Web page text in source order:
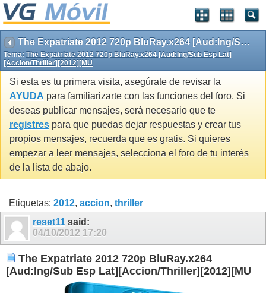
The Expatriate 2012 720p BluRay.x264 [Aud:Ing/Sub Esp Lat][Accion/Thriller][2012][MU
Tema: The Expatriate 2012 720p BluRay.x264 [Aud:Ing/Sub Esp Lat]
[Accion/Thriller][2012][MU
Si esta es tu primera visita, asegúrate de revisar la
AYUDA para familiarizarte con las funciones del foro. Si
deseas publicar mensajes, será necesario que te
registres para que puedas dejar respuestas y crear tus
propios mensajes, recuerda que es gratis. Si quieres
empezar a leer mensajes, selecciona el foro de tu interés
de la lista de abajo.
Etiquetas: 2012, accion, thriller
reset11 said:
04/10/2012 17:20
The Expatriate 2012 720p BluRay.x264
[Aud:Ing/Sub Esp Lat][Accion/Thriller][2012][MU